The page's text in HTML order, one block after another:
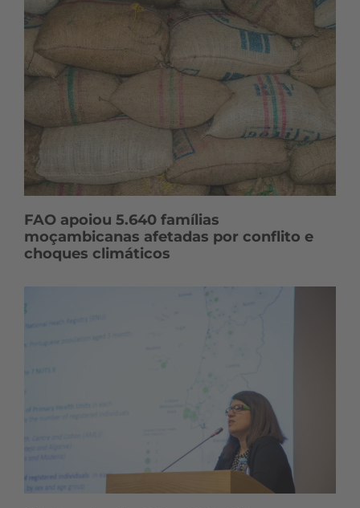
FAO apoiou 5.640 famílias
moçambicanas afetadas por conflito e
choques climáticos